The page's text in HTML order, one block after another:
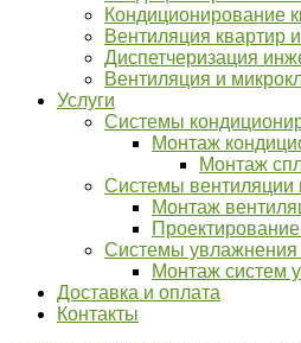
Кондиционирование
Вентиляция квартир
Диспетчеризация
Вентиляция и
Услуги
Системы
Монтаж
Монтаж
Системы вентиляции
Монтаж
Системы увлажнения
Монтаж систем
Доставка и оплата
Контакты